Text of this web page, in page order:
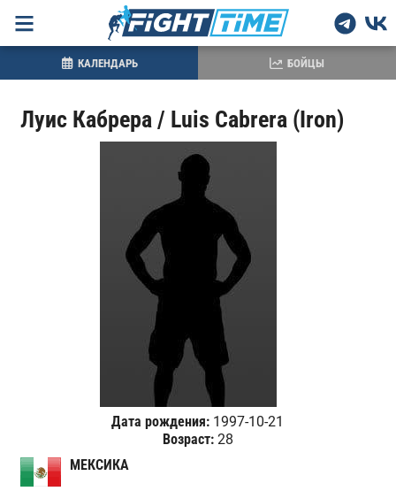
Луис Кабрера / Luis Cabrera (Iron)
Дата рождения: 1997-10-21
Возраст:28
МЕКСИКА
КАЛЕНДАРЬ БОЙЦЫ